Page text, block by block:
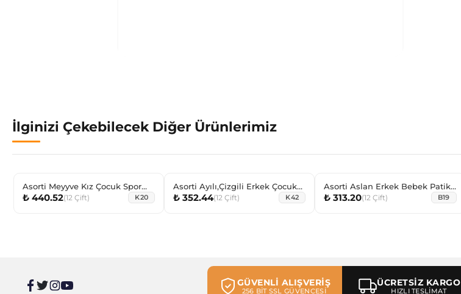
İlginizi Çekebilecek Diğer Ürünlerimiz
Asorti Meyyve Kız Çocuk Spor
Kısakonç
₺ 440.52(12 Çift) K20
Asorti Ayılı,Çizgili Erkek Çocuk
Step
₺ 352.44(12 Çift) K42
Asorti Aslan Erkek Bebek Patik
Çorabı
₺ 313.20(12 Çift) B19
GÜVENLİ ALIŞVERİŞ
256 BİT SSL GÜVENCESİ
ÜCRETSİZ KARGO
HIZLI TESLİMAT